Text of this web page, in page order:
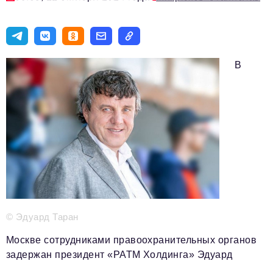
Авторские материалы
Видео
Телефон редакции:+7 495 727-01-67
Электронные почты редакции:
Информационный отдел
info@business-magazine.online
Отдел рекламы
reklama@business-magazine.online
Отдел распространения/редакционная подписка
partner@business-magazine.online
© Эдуард Таран
В
Москве сотрудниками правоохранительных органов
задержан президент «РАТМ Холдинга» Эдуард